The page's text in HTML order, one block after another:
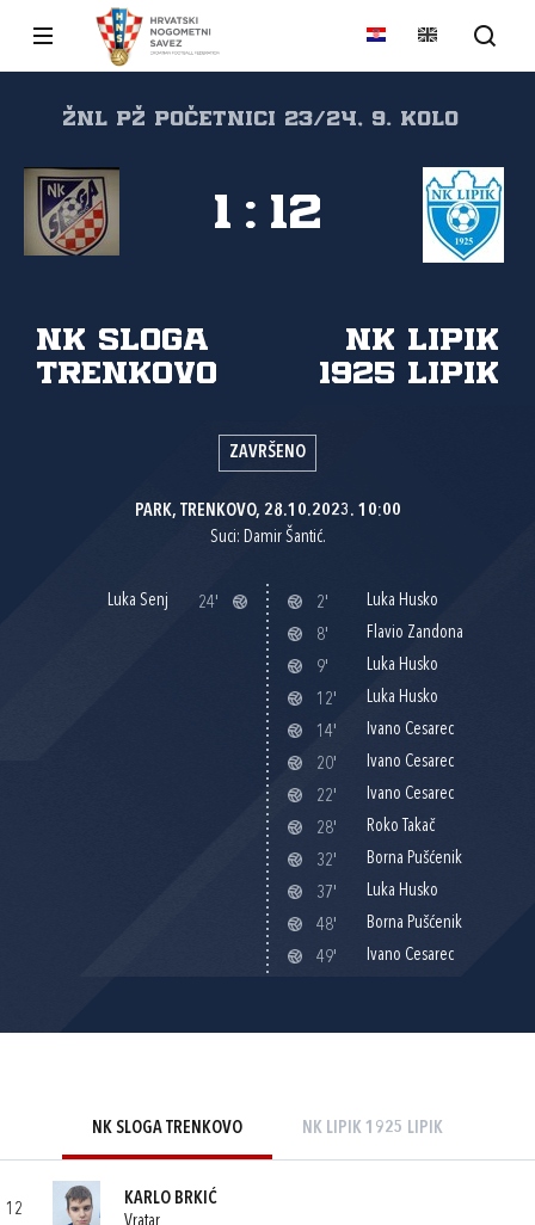
ŽNL PŽ početnici 23/24, 9. kolo
NK Sloga
Trenkovo
NK Lipik
1925 Lipik
1 : 12
ZAVRŠENO
PARK, TRENKOVO, 28.10.2023. 10:00
Suci: Damir Šantić.
Luka Senj 24' 2'
Luka Husko
8'
Flavio Zandona
9'
Luka Husko
12'
Luka Husko
14'
Ivano Cesarec
20'
Ivano Cesarec
22'
Ivano Cesarec
28'
Roko Takač
32'
Borna Pušćenik
37'
Luka Husko
48'
Borna Pušćenik
49'
Ivano Cesarec
NK SLOGA TRENKOVO NK LIPIK 1925 LIPIK
12
KARLO BRKIĆ
Vratar